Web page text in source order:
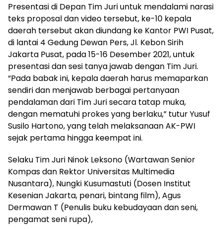
Presentasi di Depan Tim Juri untuk mendalami narasi
teks proposal dan video tersebut, ke-10 kepala
daerah tersebut akan diundang ke Kantor PWI Pusat,
di lantai 4 Gedung Dewan Pers, Jl. Kebon Sirih
Jakarta Pusat, pada 15-16 Desember 2021, untuk
presentasi dan sesi tanya jawab dengan Tim Juri.
“Pada babak ini, kepala daerah harus memaparkan
sendiri dan menjawab berbagai pertanyaan
pendalaman dari Tim Juri secara tatap muka,
dengan mematuhi prokes yang berlaku,” tutur Yusuf
Susilo Hartono, yang telah melaksanaan AK-PWI
sejak pertama hingga keempat ini.
Selaku Tim Juri Ninok Leksono (Wartawan Senior
Kompas dan Rektor Universitas Multimedia
Nusantara), Nungki Kusumastuti (Dosen Institut
Kesenian Jakarta, penari, bintang film), Agus
Dermawan T (Penulis buku kebudayaan dan seni,
pengamat seni rupa),